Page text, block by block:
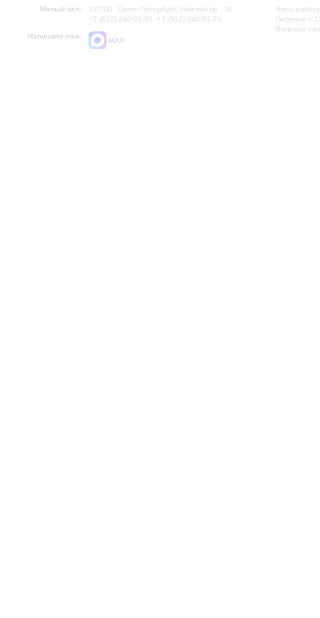
Малый зал:
191011, Санкт-Петербург, Невский пр., 30
+7 (812) 240-01-00, +7 (812) 240-01-70
Напишите нам:
MAX
Часы
Перерыв с
Вопросы